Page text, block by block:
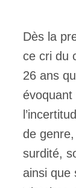
Dès la
ce cri du
26 ans
évoquant
de
surdité,
ainsi que